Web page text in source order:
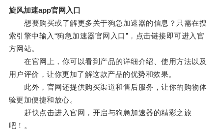
旋风加速app官网入口
想要购买或了解更多关于狗急加速器的信息？只需在搜
索引擎中输入“狗急加速器官网入口”，点击链接即可进入官
方网站。
在官网上，你可以看到产品的详细介绍、使用方法以及
用户评价，让你更加了解这款产品的优势和效果。
此外，官网还提供购买渠道和售后服务，让你的购物体
验更加便捷和放心。
赶快点击进入官网，开启与狗急加速器的精彩之旅
吧！。